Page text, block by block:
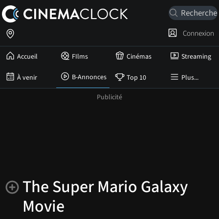
Accueil FIlms Cinémas Streaming
À venir B-Annonces Top 10 Plus...
Connexion
The Super Mario Galaxy
Movie